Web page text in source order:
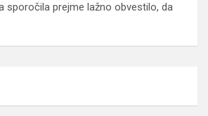
sporočila prejme lažno obvestilo, da